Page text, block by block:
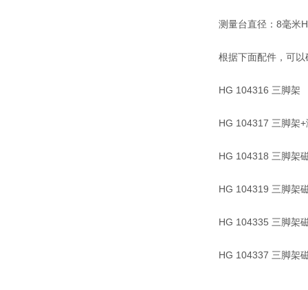
测量台直径：8毫米
根据下面配件，可以
HG 104316 三脚架
HG 104317 三脚架
HG 104318 三脚架
HG 104319 三脚架
HG 104335 三脚架
HG 104337 三脚架